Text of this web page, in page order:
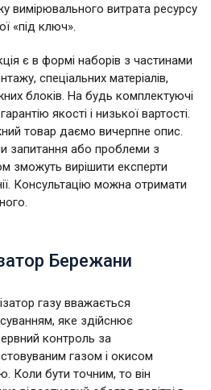
вимірювального витрата ресурсу
«під ключ».
є в формі наборів з частинами
спеціальних матеріалів,
блоків. На будь комплектуючі
якості і низької вартості.
товар даємо вичерпне опис.
запитання або проблеми з
зможуть вирішити експерти
Консультацію можна отримати
Бережани
газу вважається
яке здійснює
контроль за
газом і окисом
Коли бути точним, то він